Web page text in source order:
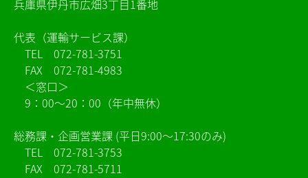
兵庫県伊丹市広畑3丁目1番地
代表（運輸サービス課）
TEL 072-781-3751
FAX 072-781-4983
＜窓口＞
9：00～20：00（年中無休）
総務課・企画営業課 (平日9:00～17:30のみ)
TEL 072-781-3753
FAX 072-781-5711